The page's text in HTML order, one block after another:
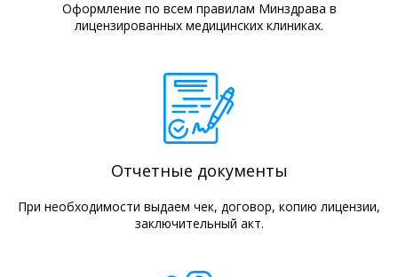
Оформление по всем правилам Минздрава в
лицензированных медицинских клиниках.
Отчетные документы
При необходимости выдаем чек, договор, копию лицензии,
заключительный акт.